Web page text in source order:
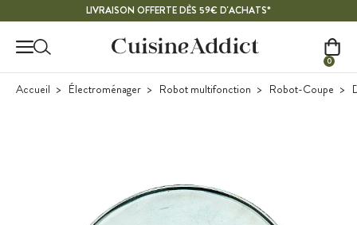
LIVRAISON OFFERTE DÈS 59€ D'ACHATS*
0
Accueil Électroménager Robot multifonction Robot-Coupe